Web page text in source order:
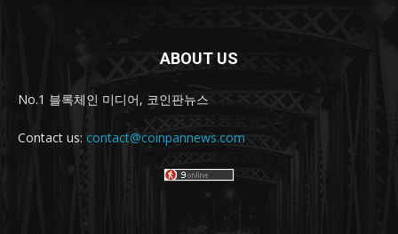
ABOUT US
No.1 블록체인 미디어, 코인판뉴스
Contact us: contact@coinpannews.com